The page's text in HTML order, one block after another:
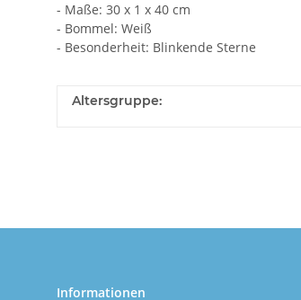
- Maße: 30 x 1 x 40 cm
- Bommel: Weiß
- Besonderheit: Blinkende Sterne
Altersgruppe:
Informationen